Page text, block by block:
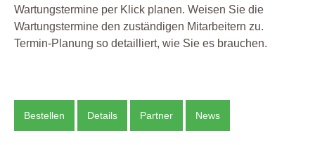
Wartungstermine per Klick planen. Weisen Sie die
Wartungstermine den zuständigen Mitarbeitern zu.
Termin-Planung so detailliert, wie Sie es brauchen.
Bestellen Details Partner News